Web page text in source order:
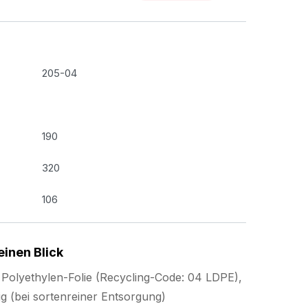
205-04
190
320
106
Blick
Folie (Recycling-Code: 04 LDPE),
(bei sortenreiner Entsorgung)